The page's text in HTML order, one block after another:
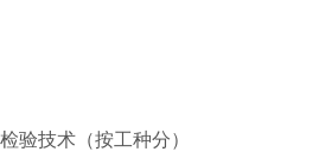
验技术（按工种分）